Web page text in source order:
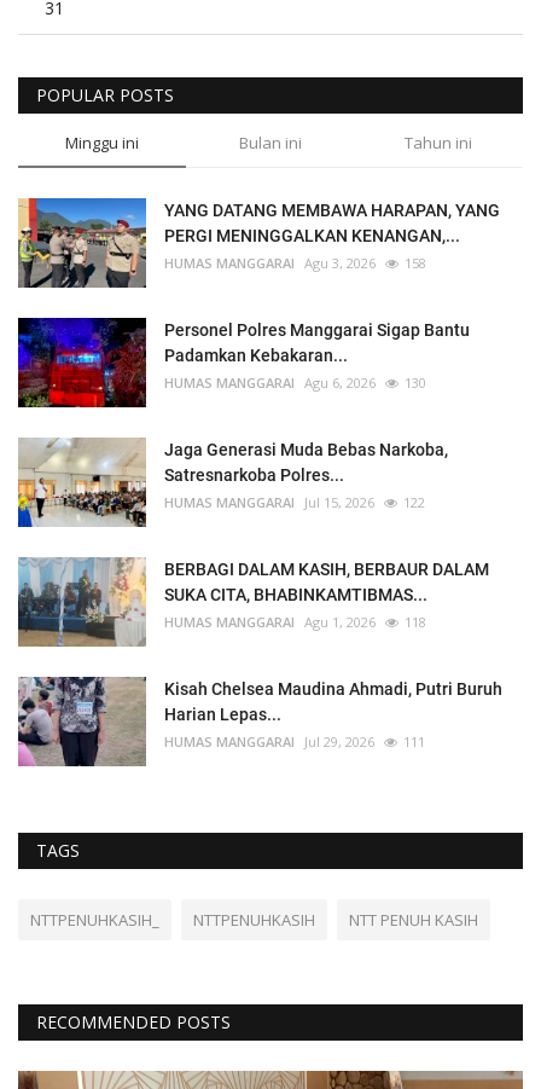
31
POPULAR POSTS
Minggu ini Bulan ini Tahun ini
YANG DATANG MEMBAWA HARAPAN, YANG
PERGI MENINGGALKAN KENANGAN,...
HUMAS MANGGARAI Agu 3, 2026 158
Personel Polres Manggarai Sigap Bantu
Padamkan Kebakaran...
HUMAS MANGGARAI Agu 6, 2026 130
Jaga Generasi Muda Bebas Narkoba,
Satresnarkoba Polres...
HUMAS MANGGARAI Jul 15, 2026 122
BERBAGI DALAM KASIH, BERBAUR DALAM
SUKA CITA, BHABINKAMTIBMAS...
HUMAS MANGGARAI Agu 1, 2026 118
Kisah Chelsea Maudina Ahmadi, Putri Buruh
Harian Lepas...
HUMAS MANGGARAI Jul 29, 2026 111
TAGS
NTTPENUHKASIH_ NTTPENUHKASIH NTT PENUH KASIH
RECOMMENDED POSTS